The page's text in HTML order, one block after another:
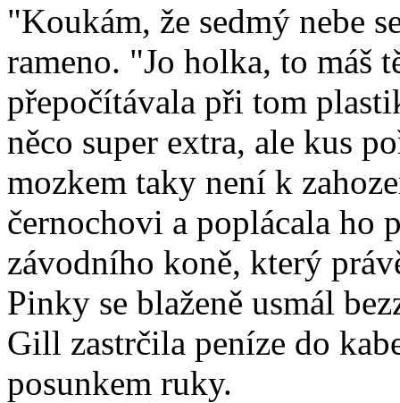
"Koukám, že sedmý nebe
rameno. "Jo holka, to máš
přepočítávala při tom
něco super extra, ale kus
mozkem taky není k
černochovi a poplácala ho
závodního koně, který
Pinky se blaženě usmál
Gill zastrčila peníze do
posunkem ruky.